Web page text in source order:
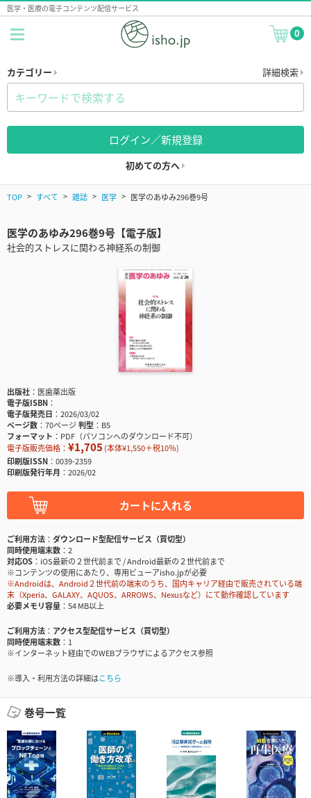
医学・医療の電子コンテンツ配信サービス
0
カテゴリー 詳細検索
ログイン／新規登録
初めての方へ
TOP すべて 雑誌 医学 医学のあゆみ296巻9号
医学のあゆみ296巻9号【電子版】
社会的ストレスに関わる神経系の制御
出版社
医歯薬出版
電子版ISBN
電子版発売日
2026/03/02
ページ数
70ページ判型
B5
フォーマット
PDF（パソコンへのダウンロード不可）
電子版販売価格： ¥1,705 (本体¥1,550＋税10％)
印刷版ISSN
0039-2359
印刷版発行年月
2026/02
カートに入れる
ご利用方法
ダウンロード型配信サービス（買切型）
同時使用端末数
2
対応OS
iOS最新の２世代前まで / Android最新の２世代前まで
※コンテンツの使用にあたり、専用ビューアisho.jpが必要
※Androidは、Android２世代前の端末のうち、国内キャリア経由で販売されている端
末（Xperia、GALAXY、AQUOS、ARROWS、Nexusなど）にて動作確認しています
必要メモリ容量
54 MB以上
ご利用方法
アクセス型配信サービス（買切型）
同時使用端末数
1
※インターネット経由でのWEBブラウザによるアクセス参照
※導入・利用方法の詳細はこちら
巻号一覧